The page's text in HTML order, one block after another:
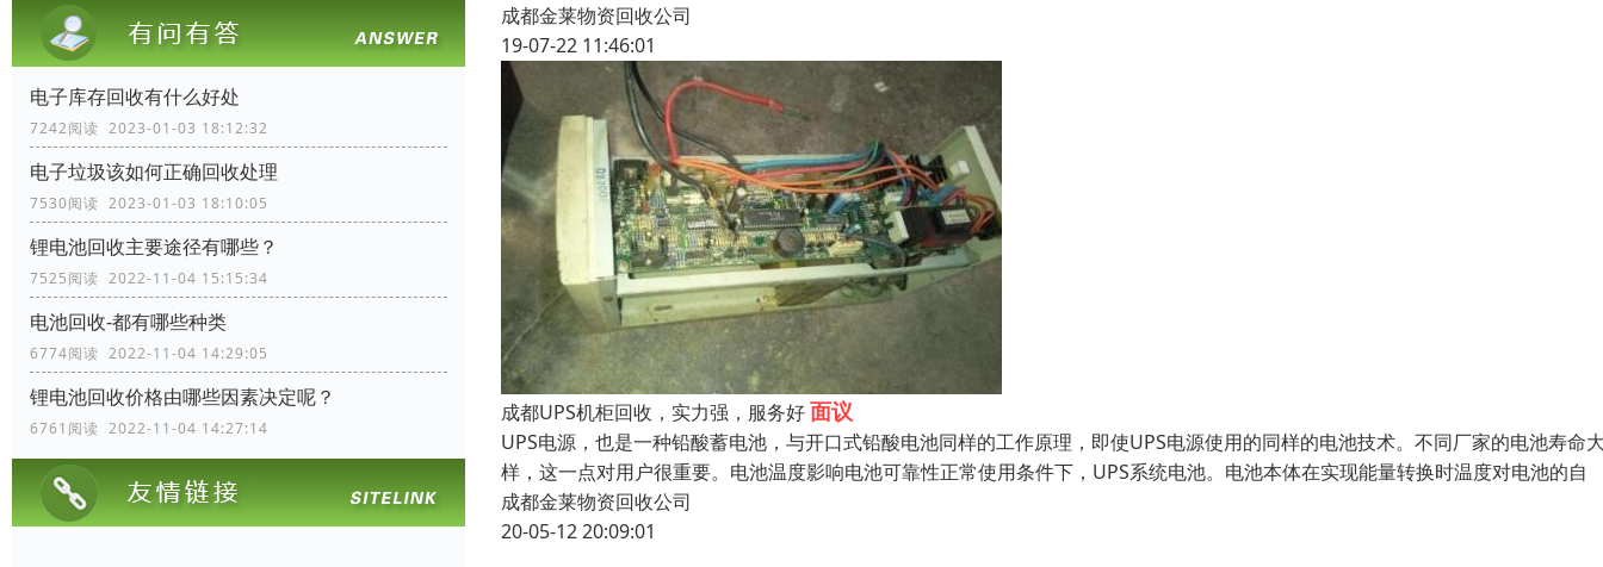
电子库存回收有什么好处
7242阅读 2023-01-03 18:12:32
电子垃圾该如何正确回收处理
7530阅读 2023-01-03 18:10:05
锂电池回收主要途径有哪些？
7525阅读 2022-11-04 15:15:34
电池回收-都有哪些种类
6774阅读 2022-11-04 14:29:05
锂电池回收价格由哪些因素决定呢？
6761阅读 2022-11-04 14:27:14
成都金莱物资回收公司
19-07-22 11:46:01
成都UPS机柜回收，实力强，服务好面议
UPS电源，也是一种铅酸蓄电池，与开口式铅酸电池同样的工作原理，即使UPS电源使用的同样的电池技术。不同厂家的电池寿命
样，这一点对用户很重要。电池温度影响电池可靠性正常使用条件下，UPS系统电池。电池本体在实现能量转换时温度对电池的自
成都金莱物资回收公司
20-05-12 20:09:01